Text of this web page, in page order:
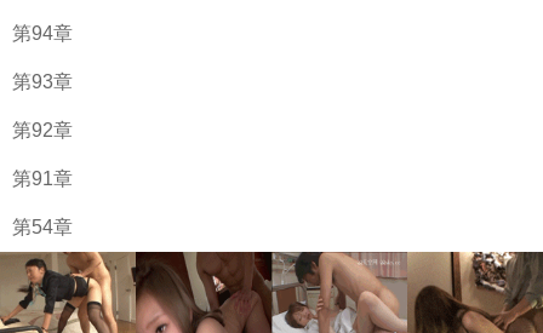
第94章
第93章
第92章
第91章
第54章